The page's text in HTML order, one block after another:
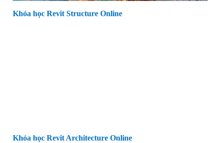
Khóa học Revit Structure Online
Khóa học Revit Architecture Online